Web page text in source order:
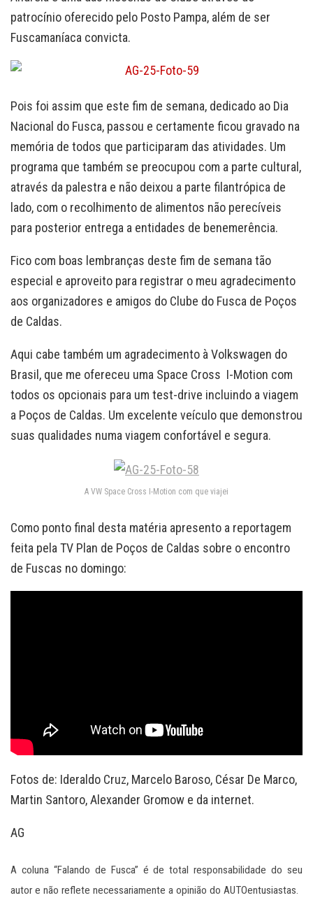
patrocínio oferecido pelo Posto Pampa, além de ser
Fuscamaníaca convicta.
Pois foi assim que este fim de semana, dedicado ao Dia
Nacional do Fusca, passou e certamente ficou gravado na
memória de todos que participaram das atividades. Um
programa que também se preocupou com a parte cultural,
através da palestra e não deixou a parte filantrópica de
lado, com o recolhimento de alimentos não perecíveis
para posterior entrega a entidades de benemerência.
Fico com boas lembranças deste fim de semana tão
especial e aproveito para registrar o meu agradecimento
aos organizadores e amigos do Clube do Fusca de Poços
de Caldas.
Aqui cabe também um agradecimento à Volkswagen do
Brasil, que me ofereceu uma Space Cross I-Motion com
todos os opcionais para um test-drive incluindo a viagem
a Poços de Caldas. Um excelente veículo que demonstrou
suas qualidades numa viagem confortável e segura.
A VW Space Cross I-Motion com que viajei
Como ponto final desta matéria apresento a reportagem
feita pela TV Plan de Poços de Caldas sobre o encontro
de Fuscas no domingo:
Fotos de: Ideraldo Cruz, Marcelo Baroso, César De Marco,
Martin Santoro, Alexander Gromow e da internet.
AG
A coluna “Falando de Fusca” é de total responsabilidade do seu
autor e não reflete necessariamente a opinião do AUTOentusiastas.